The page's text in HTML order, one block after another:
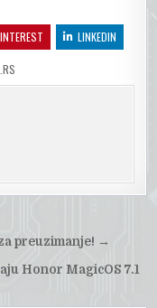
LINKEDIN
preuzimanje! →
Honor MagicOS 7.1